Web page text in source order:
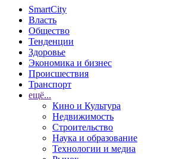
SmartCity
Власть
Общество
Тенденции
Здоровье
Экономика и бизнес
Происшествия
Транспорт
ещё...
Кино и Культура
Недвижимость
Строительство
Наука и образование
Технологии и медиа